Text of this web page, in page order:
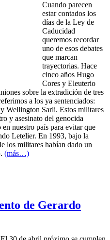
Cuando parecen
estar contados los
días de la Ley de
Caducidad
queremos recordar
uno de esos debates
que marcan
trayectorias. Hace
cinco años Hugo
Cores y Eleuterio
sobre la extradición de tres
a los ya sentenciados:
Wellington Sarli. Estos militares
y asesinato del genocida
nuestro país para evitar que
Letelier. En 1993, bajo la
los militares habían dado un
(más…)
de Gerardo